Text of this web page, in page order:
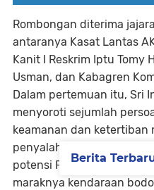
Rombongan diterima
antaranya Kasat Lantas
Kanit I Reskrim Iptu Tomy
Usman, dan Kabagren
Dalam pertemuan itu, Sri
menyoroti sejumlah
keamanan dan ketertiban
penyalahgunaan narkotika
potensi Pendapatan Asli
maraknya kendaraan
Berita